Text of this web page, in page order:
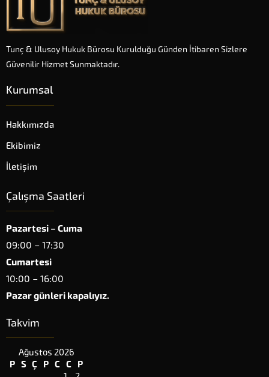
Tunç & Ulusoy Hukuk Bürosu Kurulduğu Günden İtibaren Sizlere
Güvenilir Hizmet Sunmaktadır.
Kurumsal
Hakkımızda
Ekibimiz
İletişim
Çalışma Saatleri
Pazartesi – Cuma
09:00 – 17:30
Cumartesi
10:00 – 16:00
Pazar günleri kapalıyız.
Takvim
Ağustos 2026
P S Ç P C C
P